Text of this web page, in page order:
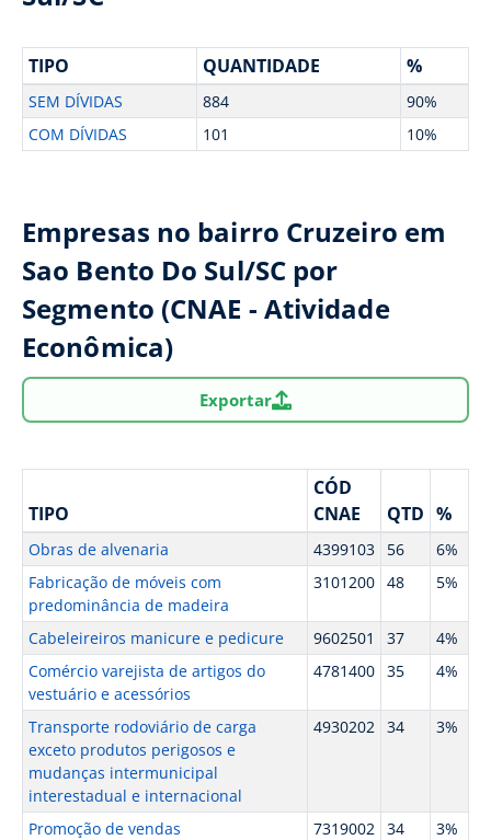
TIPO QUANTIDADE %
SEM DÍVIDAS 884
90%
COM DÍVIDAS
101 10%
Empresas no bairro Cruzeiro em
Sao Bento Do Sul/SC por
Segmento (CNAE - Atividade
Econômica)
Exportar
TIPO
CÓD
CNAE
QTD %
Obras de alvenaria 4399103 56
6%
Fabricação de móveis com
predominância de madeira
3101200 48 5%
Cabeleireiros manicure e pedicure 9602501 37
4%
Comércio varejista de artigos do
vestuário e acessórios
4781400 35 4%
Transporte rodoviário de carga
exceto produtos perigosos e
mudanças intermunicipal
interestadual e internacional
4930202 34 3%
Promoção de vendas 7319002 34
3%